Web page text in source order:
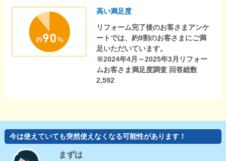
高い満足度
リフォーム完了後のお客さまアンケ
ートでは、約9割のお客さまにご満
足いただいています。
※2024年4月～2025年3月リフォー
ムお客さま満足度調査 回答総数
2,592
今は使えていても突然使えなくなる可能性があります！
まずは